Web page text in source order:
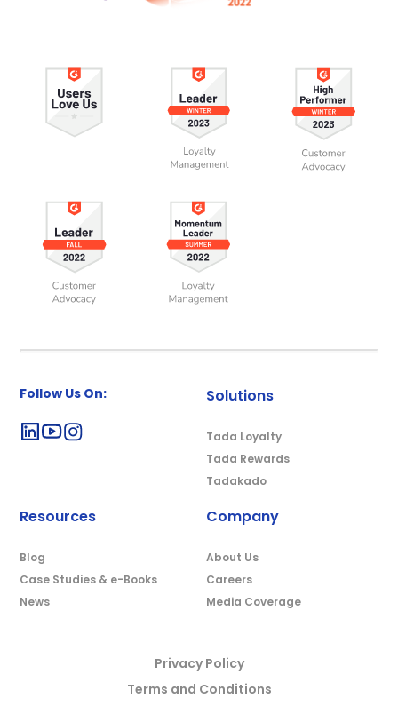
Follow Us On: Solutions
Tada Loyalty
Tada Rewards
Tadakado
Resources
Blog
Case Studies & e-Books
News
Company
About Us
Careers
Media Coverage
Privacy Policy
Terms and Conditions